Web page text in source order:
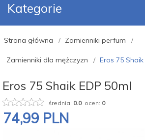
Kategorie
Strona główna Zamienniki perfum
Zamienniki dla mężczyzn Eros 75 Shaik
Eros 75 Shaik EDP 50ml
średnia: 0.0ocen: 0
74,99 PLN